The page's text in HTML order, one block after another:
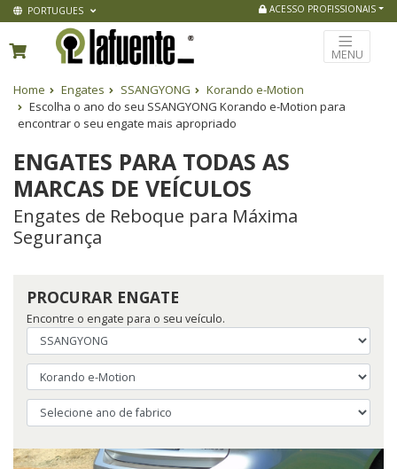
PORTUGUES ACESSO PROFISSIONAIS
MENU
Home Engates SSANGYONG
Korando e-Motion
Escolha o ano do seu SSANGYONG Korando e-Motion para
encontrar o seu engate mais apropriado
ENGATES PARA TODAS AS
MARCAS DE VEÍCULOS
Engates de Reboque para Máxima
Segurança
PROCURAR ENGATE
Encontre o engate para o seu veículo.